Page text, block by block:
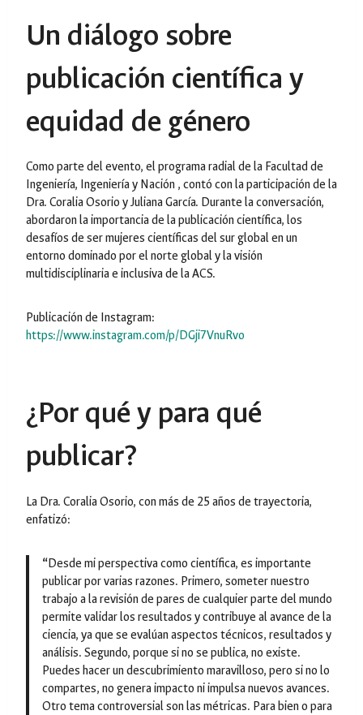
Un diálogo sobre
publicación científica y
equidad de género
Como parte del evento, el programa radial de la Facultad de
Ingeniería, Ingeniería y Nación , contó con la participación de la
Dra. Coralia Osorio y Juliana García. Durante la conversación,
abordaron la importancia de la publicación científica, los
desafíos de ser mujeres científicas del sur global en un
entorno dominado por el norte global y la visión
multidisciplinaria e inclusiva de la ACS.
Publicación de Instagram:
https://www.instagram.com/p/DGji7VnuRvo
¿Por qué y para qué
publicar?
La Dra. Coralia Osorio, con más de 25 años de trayectoria,
enfatizó:
“Desde mi perspectiva como científica, es importante
publicar por varias razones. Primero, someter nuestro
trabajo a la revisión de pares de cualquier parte del mundo
permite validar los resultados y contribuye al avance de la
ciencia, ya que se evalúan aspectos técnicos, resultados y
análisis. Segundo, porque si no se publica, no existe.
Puedes hacer un descubrimiento maravilloso, pero si no lo
compartes, no genera impacto ni impulsa nuevos avances.
Otro tema controversial son las métricas. Para bien o para